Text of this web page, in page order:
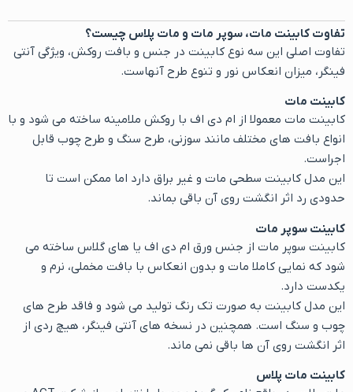
تفاوت کابینت مات، سوپر مات و مات پلاس چیست؟
تفاوت اصلی این سه نوع کابینت در جنس و بافت روکش، ویژگی آنتی
فینگر، میزان انعکاس نور و تنوع طرح آنهاست.
کابینت مات
کابینت مات معمولا از ام دی اف با روکش ملامینه ساخته می شود و با
انواع بافت های مختلف مانند سوزنی، طرح سنگ و طرح چوب قابل
اجراست.
این مدل کابینت سطحی مات و غیر براق دارد اما ممکن است تا
حدودی رد اثر انگشت روی آن باقی بماند.
کابینت سوپر مات
کابینت سوپر مات از جنس ورق ام دی اف یا های گلاس ساخته می
شود که نمایی کاملا مات و بدون انعکاس با بافت مخملی، نرم و
یکدست دارد.
این مدل کابینت به صورت تک رنگ تولید می شود و فاقد طرح های
چوب و سنگ است. همچنین در نسخه های آنتی فینگر، هیچ ردی از
اثر انگشت روی آن ها باقی نمی ماند.
کابینت مات پلاس